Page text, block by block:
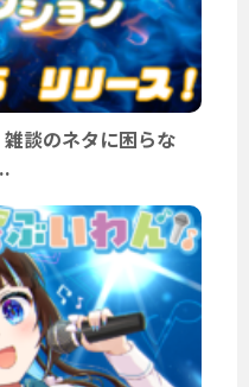
雑談のネタに困らな